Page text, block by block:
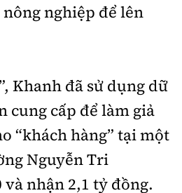
nông nghiệp để lên
Khanh đã sử dụng dữ
cung cấp để làm giả
“khách hàng” tại một
Nguyễn Tri
nhận 2,1 tỷ đồng.